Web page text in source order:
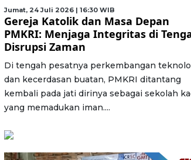
Jumat, 24 Juli 2026 | 16:30 WIB
Gereja Katolik dan Masa Depan
PMKRI: Menjaga Integritas di
Disrupsi Zaman
Di tengah pesatnya perkembangan
dan kecerdasan buatan, PMKRI ditantang
kembali pada jati dirinya sebagai sekolah
yang memadukan iman....